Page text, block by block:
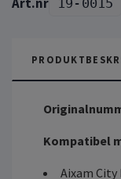
19-0015
Kompatibel
Aixam City